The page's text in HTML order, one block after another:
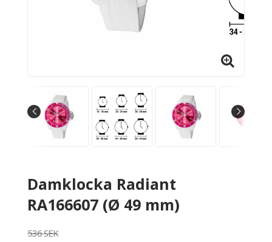
Damklocka Radiant
RA166607 (Ø 49 mm)
536 SEK